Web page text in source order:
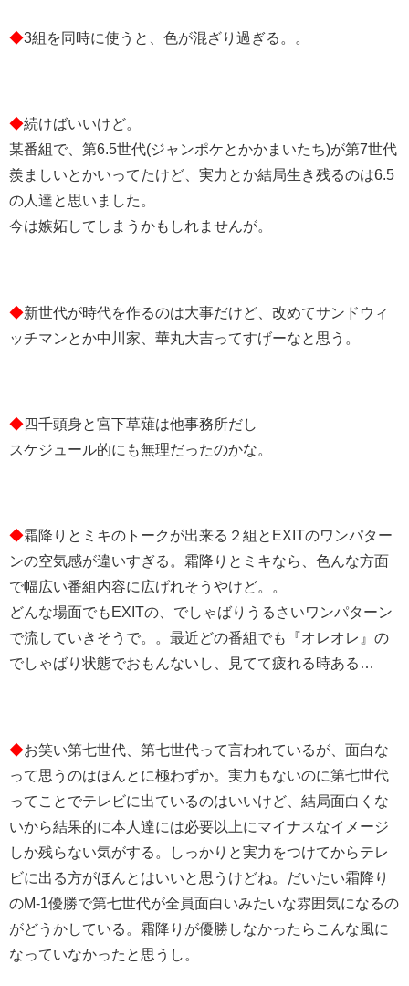
◆3組を同時に使うと、色が混ざり過ぎる。。
◆続けばいいけど。
某番組で、第6.5世代(ジャンポケとかかまいたち)が第7世代
羨ましいとかいってたけど、実力とか結局生き残るのは6.5
の人達と思いました。
今は嫉妬してしまうかもしれませんが。
◆新世代が時代を作るのは大事だけど、改めてサンドウィ
ッチマンとか中川家、華丸大吉ってすげーなと思う。
◆四千頭身と宮下草薙は他事務所だし
スケジュール的にも無理だったのかな。
◆霜降りとミキのトークが出来る２組とEXITのワンパター
ンの空気感が違いすぎる。霜降りとミキなら、色んな方面
で幅広い番組内容に広げれそうやけど。。
どんな場面でもEXITの、でしゃばりうるさいワンパターン
で流していきそうで。。最近どの番組でも『オレオレ』の
でしゃばり状態でおもんないし、見てて疲れる時ある…
◆お笑い第七世代、第七世代って言われているが、面白な
って思うのはほんとに極わずか。実力もないのに第七世代
ってことでテレビに出ているのはいいけど、結局面白くな
いから結果的に本人達には必要以上にマイナスなイメージ
しか残らない気がする。しっかりと実力をつけてからテレ
ビに出る方がほんとはいいと思うけどね。だいたい霜降り
のM-1優勝で第七世代が全員面白いみたいな雰囲気になるの
がどうかしている。霜降りが優勝しなかったらこんな風に
なっていなかったと思うし。